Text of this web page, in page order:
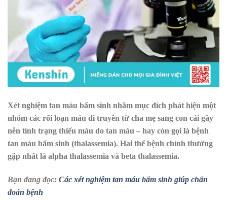
Xét nghiệm tan máu bẩm sinh nhằm mục đích phát hiện một
nhóm các rối loạn máu di truyền từ cha mẹ sang con cái gây
nên tình trạng thiếu máu do tan máu – hay còn gọi là bệnh
tan máu bẩm sinh (thalassemia). Hai thể bệnh chính thường
gặp nhất là alpha thalassemia và beta thalassemia.
Bạn đang đọc: Các xét nghiệm tan máu bẩm sinh giúp chẩn
đoán bệnh